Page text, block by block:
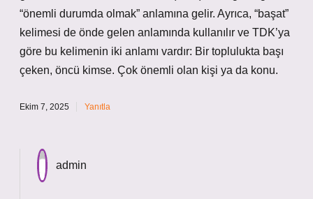
“önemli durumda olmak” anlamına gelir. Ayrıca, “başat”
kelimesi de önde gelen anlamında kullanılır ve TDK’ya
göre bu kelimenin iki anlamı vardır: Bir toplulukta başı
çeken, öncü kimse. Çok önemli olan kişi ya da konu.
Ekim 7, 2025 Yanıtla